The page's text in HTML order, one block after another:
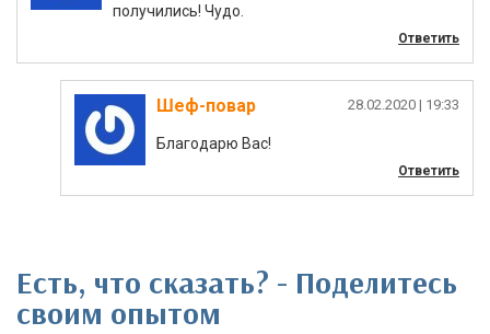
получились! Чудо.
Ответить
Шеф-повар |
Благодарю Вас!
Ответить
Есть, что сказать? - Поделитесь
своим опытом